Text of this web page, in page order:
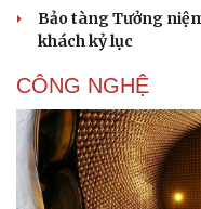
Bảo tàng Tưởng
khách kỷ lục
CÔNG NGHỆ